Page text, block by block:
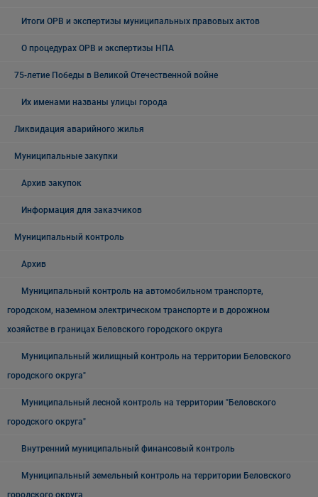
Итоги ОРВ и экспертизы муниципальных правовых актов
О процедурах ОРВ и экспертизы НПА
75-летие Победы в Великой Отечественной войне
Их именами названы улицы города
Ликвидация аварийного жилья
Муниципальные закупки
Архив закупок
Информация для заказчиков
Муниципальный контроль
Архив
Муниципальный контроль на автомобильном транспорте,
городском, наземном электрическом транспорте и в дорожном
хозяйстве в границах Беловского городского округа
Муниципальный жилищный контроль на территории Беловского
городского округа"
Муниципальный лесной контроль на территории "Беловского
городского округа"
Внутренний муниципальный финансовый контроль
Муниципальный земельный контроль на территории Беловского
городского округа